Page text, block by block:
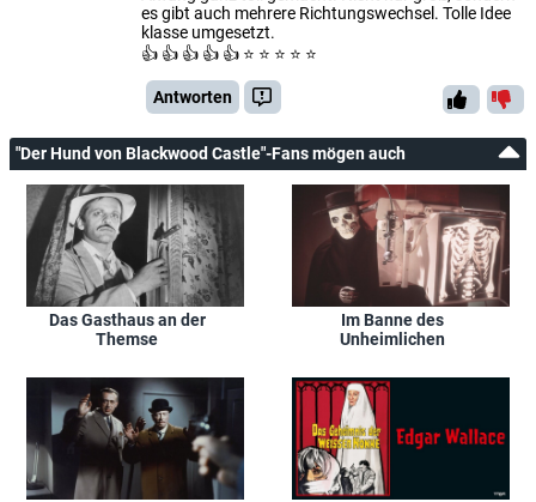
es gibt auch mehrere Richtungswechsel. Tolle Idee
klasse umgesetzt.
👍 👍 👍 👍 👍 ⭐ ⭐ ⭐ ⭐ ⭐
Antworten
"Der Hund von Blackwood Castle"-Fans mögen auch
Das Gasthaus an der
Themse
Im Banne des
Unheimlichen